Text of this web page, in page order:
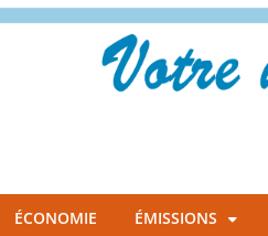
ÉCONOMIE ÉMISSIONS